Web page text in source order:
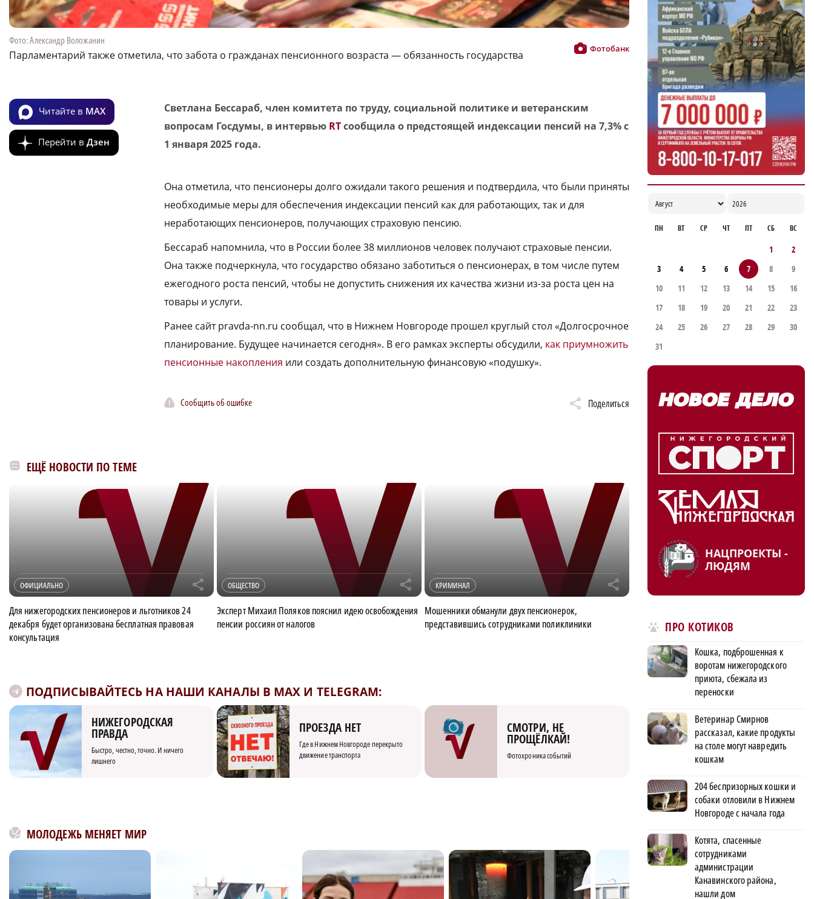
Фото: Александр Воложанин
Парламентарий также отметила, что забота о гражданах пенсионного возраста — обязанность государства Фотобанк
Читайте в MAX
Перейти в Дзен
Светлана Бессараб, член комитета по труду, социальной политике и ветеранским
вопросам Госдумы, в интервью RTсообщила о предстоящей индексации пенсий на 7,3% с
1 января 2025 года.
Она отметила, что пенсионеры долго ожидали такого решения и подтвердила, что были приняты
необходимые меры для обеспечения индексации пенсий как для работающих, так и для
неработающих пенсионеров, получающих страховую пенсию.
Бессараб напомнила, что в России более 38 миллионов человек получают страховые пенсии.
Она также подчеркнула, что государство обязано заботиться о пенсионерах, в том числе путем
ежегодного роста пенсий, чтобы не допустить снижения их качества жизни из-за роста цен на
товары и услуги.
Ранее сайт pravda-nn.ru сообщал, что в Нижнем Новгороде прошел круглый стол «Долгосрочное
планирование. Будущее начинается сегодня». В его рамках эксперты обсудили, как приумножить
пенсионные накопления или создать дополнительную финансовую «подушку».
Сообщить об ошибке Поделиться
ЕЩЁ НОВОСТИ ПО ТЕМЕ
ОФИЦИАЛЬНО r
Для нижегородских пенсионеров и льготников 24
декабря будет организована бесплатная правовая
консультация
ОБЩЕСТВО r
Эксперт Михаил Поляков пояснил идею освобождения
пенсии россиян от налогов
КРИМИНАЛ r
Мошенники обманули двух пенсионерок,
представившись сотрудниками поликлиники
ПОДПИСЫВАЙТЕСЬ НА НАШИ КАНАЛЫ В MAX И TELEGRAM:
НИЖЕГОРОДСКАЯ
ПРАВДА
Быстро, честно, точно. И ничего
лишнего
ПРОЕЗДА НЕТ
Где в Нижнем Новгороде перекрыто
движение транспорта
СМОТРИ, НЕ
ПРОЩЁЛКАЙ!
Фотохроника событий
МОЛОДЕЖЬ МЕНЯЕТ МИР
В автобусах Арзамаса устанавливают
терминалы оплаты проезда
10:58
Центр «Честный знак» обработал 460
обращений за полгода
10:54
ПН ВТ СР ЧТ ПТ СБ ВС
1
2
3
4 5 6 7 8
9
10
11 12 13 14 15
16
17
18 19 20 21 22
23
24
25 26 27 28 29
30
31
НАЦПРОЕКТЫ -
ЛЮДЯМ
ПРО КОТИКОВ
Кошка, подброшенная к
воротам нижегородского
приюта, сбежала из
переноски
Ветеринар Смирнов
рассказал, какие продукты
на столе могут навредить
кошкам
204 беспризорных кошки и
собаки отловили в Нижнем
Новгороде с начала года
Котята, спасенные
сотрудниками
администрации
Канавинского района,
нашли дом